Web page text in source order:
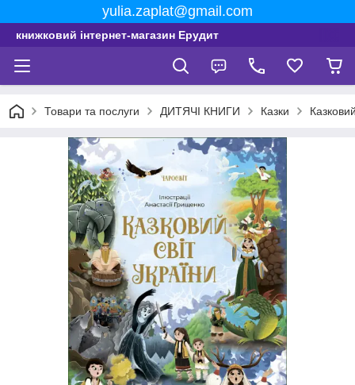
yulia.zaplat@gmail.com
книжковий інтернет-магазин Ерудит
Товари та послуги ДИТЯЧІ КНИГИ Казки